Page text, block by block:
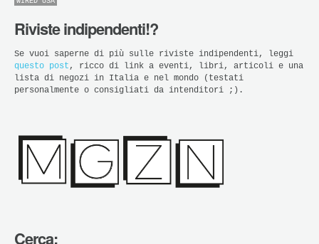
Riviste indipendenti!?
Se vuoi saperne di più sulle riviste indipendenti, leggi
questo post , ricco di link a eventi, libri, articoli e una
lista di negozi in Italia e nel mondo (testati
personalmente o consigliati da intenditori ;).
Cerca: